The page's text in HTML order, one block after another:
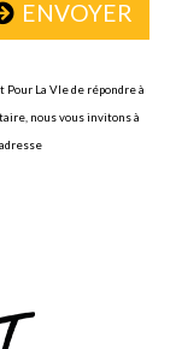
ENVOYER
La VIe de répondre à
nous vous invitons à